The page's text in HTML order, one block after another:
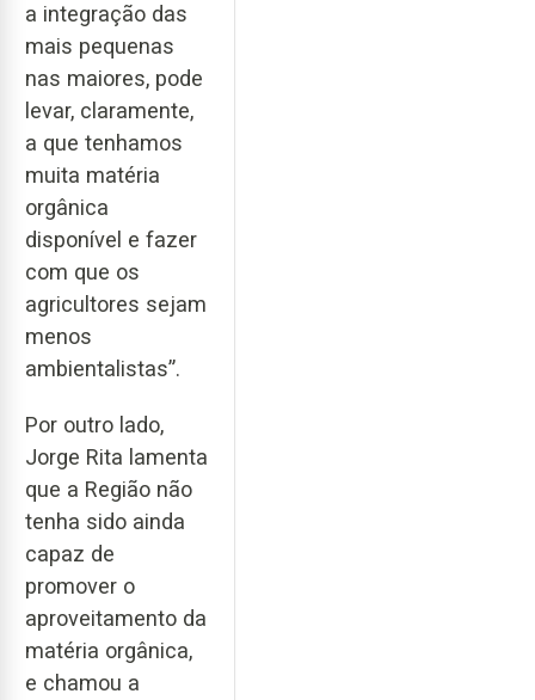
a integração das
mais pequenas
nas maiores, pode
levar, claramente,
a que tenhamos
muita matéria
orgânica
disponível e fazer
com que os
agricultores sejam
menos
ambientalistas”.
Por outro lado,
Jorge Rita lamenta
que a Região não
tenha sido ainda
capaz de
promover o
aproveitamento da
matéria orgânica,
e chamou a